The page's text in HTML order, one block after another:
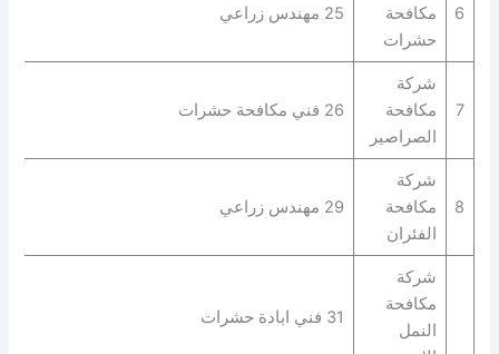
6
مكافحة
حشرات
25 مهندس زراعي
7
شركة
مكافحة
الصراصير
26 فني مكافحة حشرات
8
شركة
مكافحة
الفئران
29 مهندس زراعي
شركة
مكافحة
النمل
31 فني ابادة حشرات